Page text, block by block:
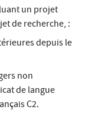
un projet
de recherche, :
depuis le
non
de langue
C2.